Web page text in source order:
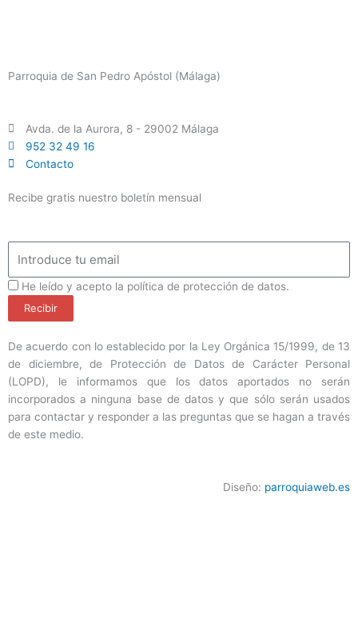
Parroquia de San Pedro Apóstol (Málaga)
Avda. de la Aurora, 8 - 29002 Málaga
952 32 49 16
Contacto
Recibe gratis nuestro boletín mensual
ProteccionDatos
He leído y acepto la política de protección de datos.
Recibir
De acuerdo con lo establecido por la Ley Orgánica 15/1999, de 13
de diciembre, de Protección de Datos de Carácter Personal
(LOPD), le informamos que los datos aportados no serán
incorporados a ninguna base de datos y que sólo serán usados
para contactar y responder a las preguntas que se hagan a través
de este medio.
Diseño: parroquiaweb.es